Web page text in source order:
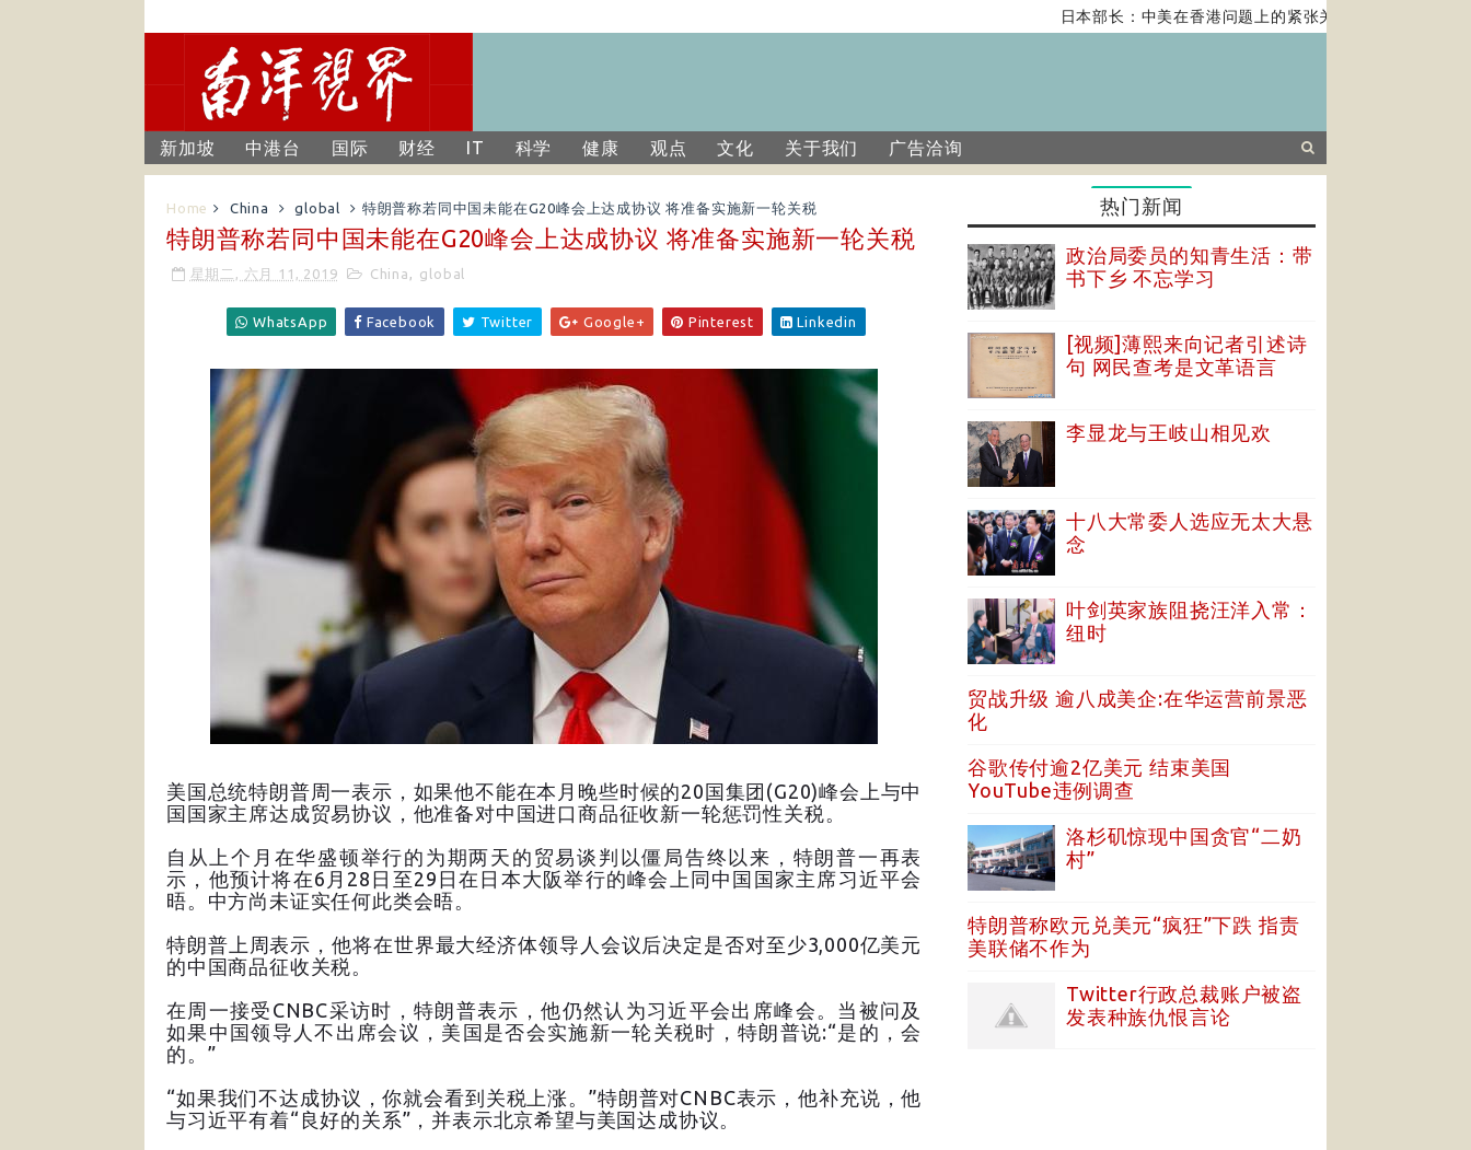
日本部长：中美在香港问题上的紧张关系对全球经济构成风险
新加坡 中港台 国际 财经 IT 科学 健康 观点 文化 关于我们 广告洽询
Home China global 特朗普称若同中国未能在G20峰会上达成协议 将准备实施新一轮关税
特朗普称若同中国未能在G20峰会上达成协议 将准备实施新一轮关税
星期二, 六月 11, 2019 China , global
WhatsApp Facebook Twitter Google+ Pinterest Linkedin
美国总统特朗普周一表示，如果他不能在本月晚些时候的20国集团(G20)峰会上与中
国国家主席达成贸易协议，他准备对中国进口商品征收新一轮惩罚性关税。
自从上个月在华盛顿举行的为期两天的贸易谈判以僵局告终以来，特朗普一再表
示，他预计将在6月28日至29日在日本大阪举行的峰会上同中国国家主席习近平会
晤。中方尚未证实任何此类会晤。
特朗普上周表示，他将在世界最大经济体领导人会议后决定是否对至少3,000亿美元
的中国商品征收关税。
在周一接受CNBC采访时，特朗普表示，他仍然认为习近平会出席峰会。当被问及
如果中国领导人不出席会议，美国是否会实施新一轮关税时，特朗普说:“是的，会
的。”
“如果我们不达成协议，你就会看到关税上涨。”特朗普对CNBC表示，他补充说，他
与习近平有着“良好的关系”，并表示北京希望与美国达成协议。
热门新闻
政治局委员的知青生活：带
书下乡 不忘学习
[视频]薄熙来向记者引述诗
句 网民查考是文革语言
李显龙与王岐山相见欢
十八大常委人选应无太大悬
念
叶剑英家族阻挠汪洋入常：
纽时
贸战升级 逾八成美企:在华运营前景恶
化
谷歌传付逾2亿美元 结束美国
YouTube违例调查
洛杉矶惊现中国贪官“二奶
村”
特朗普称欧元兑美元“疯狂”下跌 指责
美联储不作为
Twitter行政总裁账户被盗
发表种族仇恨言论